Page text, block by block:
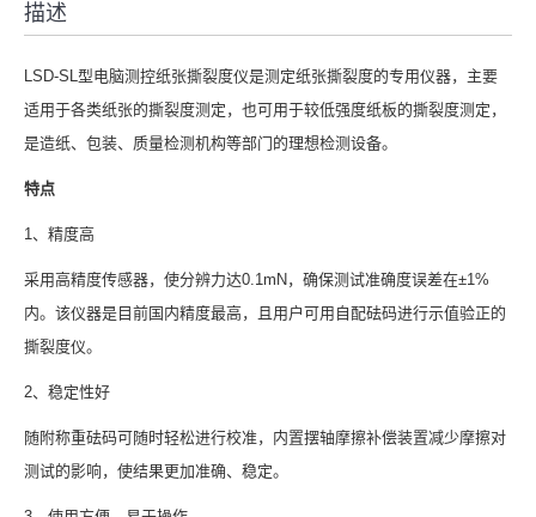
描述
LSD-SL型电脑测控纸张撕裂度仪是测定纸张撕裂度的专用仪器，主要
适用于各类纸张的撕裂度测定，也可用于较低强度纸板的撕裂度测定，
是造纸、包装、质量检测机构等部门的理想检测设备。
特点
1、精度高
采用高精度传感器，使分辨力达0.1mN，确保测试准确度误差在±1%
内。该仪器是目前国内精度最高，且用户可用自配砝码进行示值验正的
撕裂度仪。
2、稳定性好
随附称重砝码可随时轻松进行校准，内置摆轴摩擦补偿装置减少摩擦对
测试的影响，使结果更加准确、稳定。